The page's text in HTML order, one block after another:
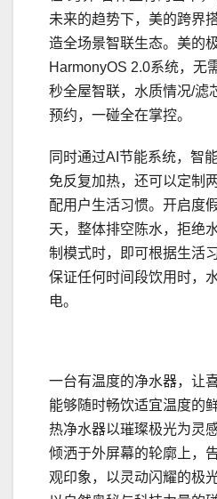
未来的趋势下，美的跨界
造全场景智联生态。美的
HarmonyOS 2.0系统，无
秒全屋智联，水质情况/滤
预约，一碰全在掌控。
同时通过AI节能系统，智
免反复加热，还可以定制
配用户生活习惯。开启度
天，整体排空陈水，拒绝
制模式时，即可根据生活
保证任何时间段饮用时，
电。
一台有温度的净水器，让
能够随时畅饮适宜温度的
热净水器以璀璨极光为灵
倾洒于外屏幕的轮廓上，
观印象，以灵动闪耀的极